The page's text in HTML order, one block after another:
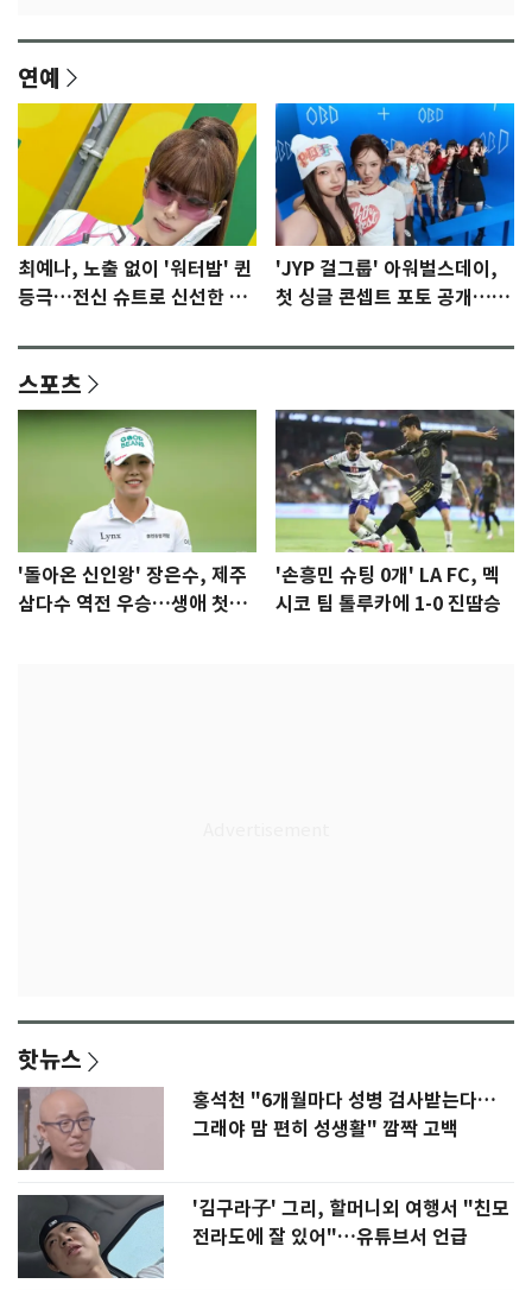
연예
최예나, 노출 없이 '워터밤' 퀸
등극…전신 슈트로 신선한 충
'JYP 걸그룹' 아워벌스데이,
첫 싱글 콘셉트 포토 공개…청
스포츠
'돌아온 신인왕' 장은수, 제주
삼다수 역전 우승…생애 첫승
'손흥민 슈팅 0개' LA FC, 멕
시코 팀 톨루카에 1-0 진땀승
핫뉴스
홍석천 "6개월마다 성병 검사받는다…
그래야 맘 편히 성생활" 깜짝 고백
'김구라子' 그리, 할머니외 여행서 "친모
전라도에 잘 있어"…유튜브서 언급